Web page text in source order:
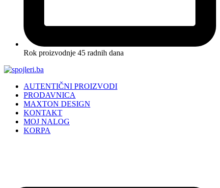
Rok proizvodnje 45 radnih dana
AUTENTIČNI PROIZVODI
PRODAVNICA
MAXTON DESIGN
KONTAKT
MOJ NALOG
KORPA